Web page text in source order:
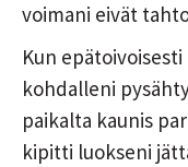
voimani eivät
Kun
kohdalleni
paikalta kaunis
kipitti luokseni